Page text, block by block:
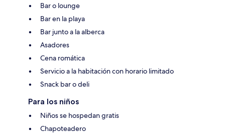
Bar o lounge
Bar en la playa
Bar junto a la alberca
Asadores
Cena romática
Servicio a la habitación con horario limitado
Snack bar o deli
Para los niños
Niños se hospedan gratis
Chapoteadero